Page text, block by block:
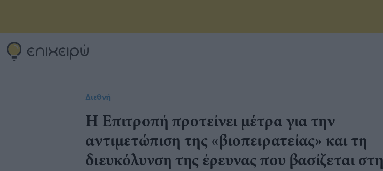
Διεθνή
Η Επιτροπή προτείνει μέτρα για την
αντιμετώπιση της «βιοπειρατείας» και τη
διευκόλυνση της έρευνας που βασίζεται στη